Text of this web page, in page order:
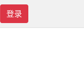
登录